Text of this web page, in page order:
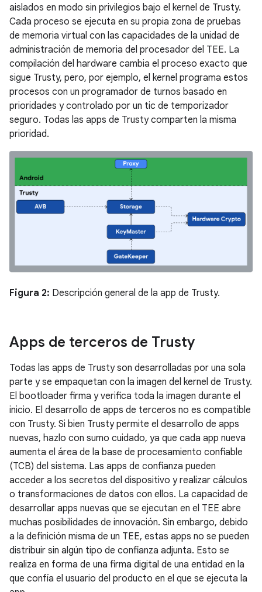
aislados en modo sin privilegios bajo el kernel de Trusty.
Cada proceso se ejecuta en su propia zona de pruebas
de memoria virtual con las capacidades de la unidad de
administración de memoria del procesador del TEE. La
compilación del hardware cambia el proceso exacto que
sigue Trusty, pero, por ejemplo, el kernel programa estos
procesos con un programador de turnos basado en
prioridades y controlado por un tic de temporizador
seguro. Todas las apps de Trusty comparten la misma
prioridad.
Figura 2: Descripción general de la app de Trusty.
Apps de terceros de Trusty
Todas las apps de Trusty son desarrolladas por una sola
parte y se empaquetan con la imagen del kernel de Trusty.
El bootloader firma y verifica toda la imagen durante el
inicio. El desarrollo de apps de terceros no es compatible
con Trusty. Si bien Trusty permite el desarrollo de apps
nuevas, hazlo con sumo cuidado, ya que cada app nueva
aumenta el área de la base de procesamiento confiable
(TCB) del sistema. Las apps de confianza pueden
acceder a los secretos del dispositivo y realizar cálculos
o transformaciones de datos con ellos. La capacidad de
desarrollar apps nuevas que se ejecutan en el TEE abre
muchas posibilidades de innovación. Sin embargo, debido
a la definición misma de un TEE, estas apps no se pueden
distribuir sin algún tipo de confianza adjunta. Esto se
realiza en forma de una firma digital de una entidad en la
que confía el usuario del producto en el que se ejecuta la